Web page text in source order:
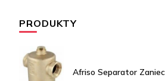
PRODUKTY
Afriso Separator